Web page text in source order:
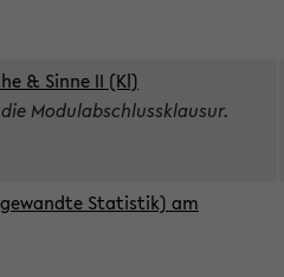
& Sinne II (Kl)
Modulabschlussklausur.
Statistik) am